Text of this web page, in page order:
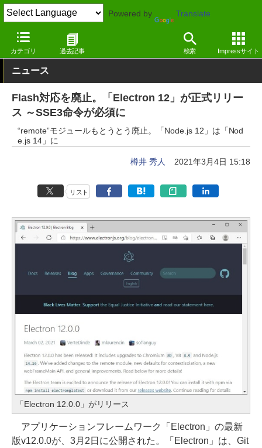
Powered by Translate
カテゴリ 過去記事 検索 Impressサイト
窓の杜 プログラミング Windows
ニュース
Flash対応を廃止。「Electron 12」が正式リリー
ス ～SSE3命令が必須に
“remote”モジュールもとうとう廃止。「Node.js 12」は「Nod
e.js 14」に
樽井 秀人 2021年3月4日 15:18
リスト
「Electron 12.0.0」がリリース
アプリケーションフレームワーク「Electron」の最新
版v12.0.0が、3月2日に公開された。「Electron」は、Git